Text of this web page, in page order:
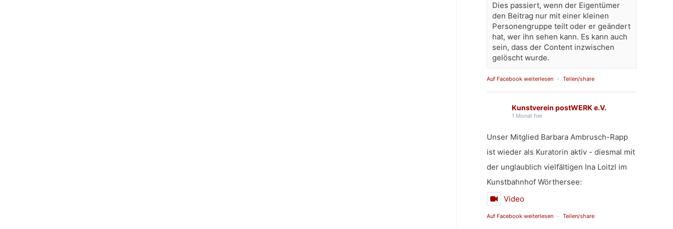
Dies passiert, wenn der Eigentümer
den Beitrag nur mit einer kleinen
Personengruppe teilt oder er geändert
hat, wer ihn sehen kann. Es kann auch
sein, dass der Content inzwischen
gelöscht wurde.
Auf Facebook weiterlesen · Teilen/share
Kunstverein postWERK e.V.
1 Monat her
Unser Mitglied Barbara Ambrusch-Rapp
ist wieder als Kuratorin aktiv - diesmal mit
der unglaublich vielfältigen Ina Loitzl im
Kunstbahnhof Wörthersee:
Video
Auf Facebook weiterlesen · Teilen/share